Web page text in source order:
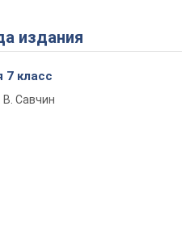
Play Video
издания
7 класс
В. Савчин